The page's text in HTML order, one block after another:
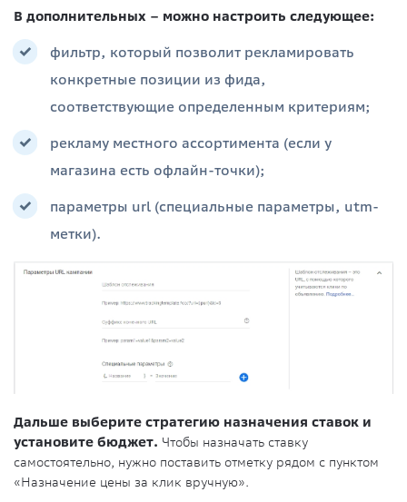
В дополнительных – можно настроить следующее:
фильтр, который позволит рекламировать
конкретные позиции из фида,
соответствующие определенным критериям;
рекламу местного ассортимента (если у
магазина есть офлайн-точки);
параметры url (специальные параметры, utm-
метки).
Дальше выберите стратегию назначения ставок и
установите бюджет. Чтобы назначать ставку
самостоятельно, нужно поставить отметку рядом с пунктом
«Назначение цены за клик вручную».